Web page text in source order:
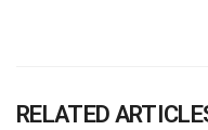
RELATED